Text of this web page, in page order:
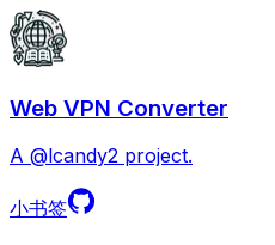
Web VPN Converter
A @lcandy2 project.
小书签